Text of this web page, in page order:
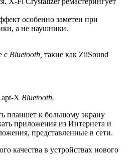
особенно заметен при
а не наушники.
с Bluetooth, такие как ZiiSound
apt-X Bluetooth.
планшет к большому экрану
приложения из Интернета и
представленные в сети.
качества в устройствах нового